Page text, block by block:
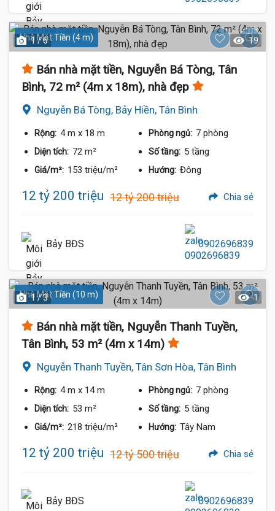
Nhà Mặt Tiền (4 m)
1 / 6 19
Bán nhà mặt tiền, Nguyễn Bá Tòng, Tân
Bình, 72 m² (4m x 18m), nhà đẹp
Nguyễn Bá Tòng, Bảy Hiền, Tân Bình
Rộng: 4 m x 18 m Phòng ngủ: 7 phòng
Diện tích: 72 m² Số tầng: 5 tầng
Giá/m²: 153 triệu/m² Hướng: Đông
12 tỷ 200 triệu 12 tỷ 200 triệu Chia sẻ
Bảy BĐS 0902696839
Nhà Mặt Tiền (10 m)
1 / 3 1
Bán nhà mặt tiền, Nguyễn Thanh Tuyền,
Tân Bình, 53 m² (4m x 14m)
Nguyễn Thanh Tuyền, Tân Sơn Hòa, Tân Bình
Rộng: 4 m x 14 m Phòng ngủ: 7 phòng
Diện tích: 53 m² Số tầng: 5 tầng
Giá/m²: 218 triệu/m² Hướng: Tây Nam
12 tỷ 200 triệu 12 tỷ 500 triệu Chia sẻ
Bảy BĐS 0902696839